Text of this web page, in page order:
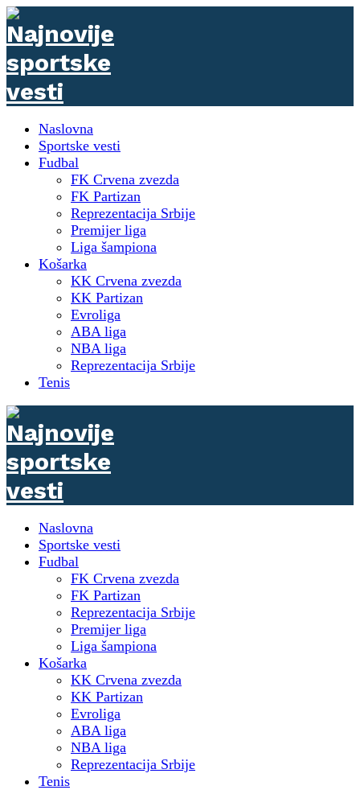
Naslovna
Sportske vesti
Fudbal
FK Crvena zvezda
FK Partizan
Reprezentacija Srbije
Premijer liga
Liga šampiona
Košarka
KK Crvena zvezda
KK Partizan
Evroliga
ABA liga
NBA liga
Reprezentacija Srbije
Tenis
Naslovna
Sportske vesti
Fudbal
FK Crvena zvezda
FK Partizan
Reprezentacija Srbije
Premijer liga
Liga šampiona
Košarka
KK Crvena zvezda
KK Partizan
Evroliga
ABA liga
NBA liga
Reprezentacija Srbije
Tenis